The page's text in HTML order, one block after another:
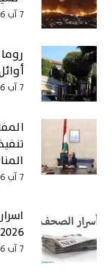
7 آب 2026
7 آب 2026
7 آب 2026
2026
7 آب 2026